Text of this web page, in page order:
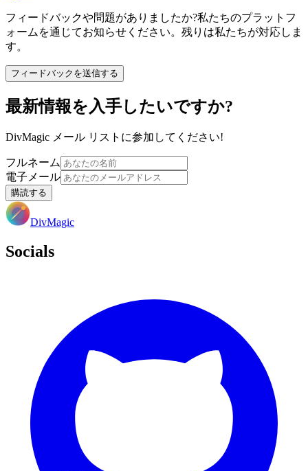
フィードバックや問題がありましたか?私たちのプラットフ
ォームを通じてお知らせください。残りは私たちが対応しま
す。
フィードバックを送信する
最新情報を入手したいですか?
DivMagic メール リストに参加してください!
フルネーム
電子メール
購読する
DivMagic
Socials